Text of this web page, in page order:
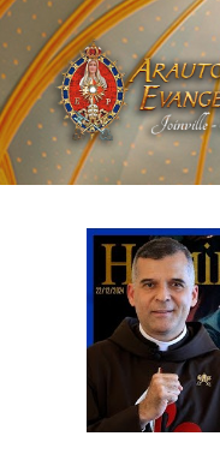
HOME
QUEM SOMOS
ARAUTOS
CURSOS ON-LINE